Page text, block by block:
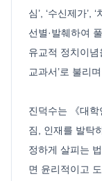
심’, ‘수신제가’,
선별·발췌하여
유교적 정치이념
교과서’로 불리
진덕수는 《대
짐, 인재를 발탁
정하게 살피는
면 윤리적이고